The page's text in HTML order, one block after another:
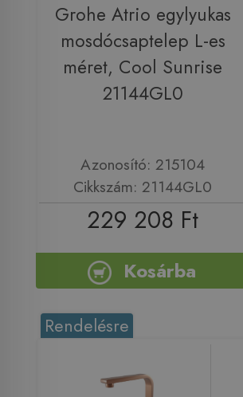
Grohe Atrio egylyukas
mosdócsaptelep L-es
méret, Cool Sunrise
21144GL0
Azonosító: 215104
Cikkszám: 21144GL0
229 208 Ft
Kosárba
Rendelésre